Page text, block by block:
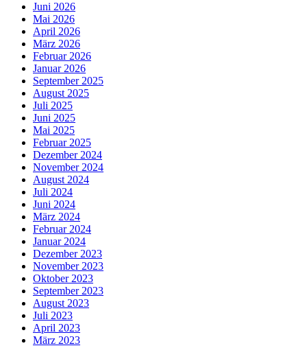
Juni 2026
Mai 2026
April 2026
März 2026
Februar 2026
Januar 2026
September 2025
August 2025
Juli 2025
Juni 2025
Mai 2025
Februar 2025
Dezember 2024
November 2024
August 2024
Juli 2024
Juni 2024
März 2024
Februar 2024
Januar 2024
Dezember 2023
November 2023
Oktober 2023
September 2023
August 2023
Juli 2023
April 2023
März 2023